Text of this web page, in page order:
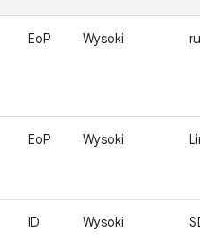
EoP Wysoki rury
EoP Wysoki
ID Wysoki SD